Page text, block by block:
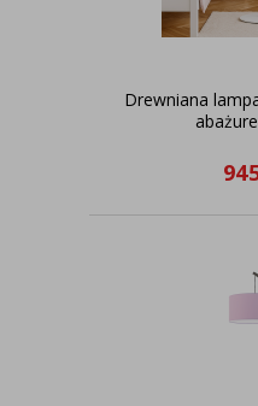
Drewniana